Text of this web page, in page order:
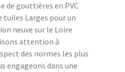
de gouttières en PVC
tuiles Larges pour un
neuve sur le Loire
attention à
des normes les plus
engageons dans une